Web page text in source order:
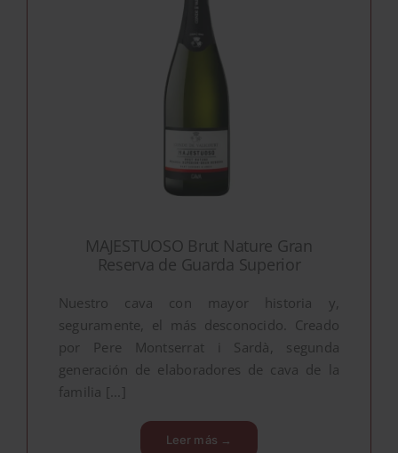
MAJESTUOSO Brut Nature Gran
Reserva de Guarda Superior
Nuestro cava con mayor historia y,
seguramente, el más desconocido. Creado
por Pere Montserrat i Sardà, segunda
generación de elaboradores de cava de la
familia [...]
Leer más →